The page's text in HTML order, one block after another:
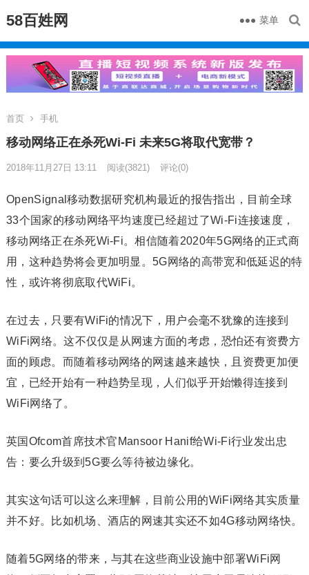
58百姓网 菜单
首页 手机
移动网络正在杀死Wi-Fi 未来5G将取代宽带？
2018年11月27日 13:11 阅读(3821) 评论(0)
OpenSignal移动数据研究机构最近的报告指出，目前全球
33个国家的移动网络平均速度已经超过了Wi-Fi连接速度，
移动网络正在杀死Wi-Fi。相信随着2020年5G网络的正式商
用，这种趋势将会更加明显。5G网络的高带宽和低延迟的特
性，或许将彻底取代WiFi。
在过去，只要有WiFi的情况下，用户会毫不犹豫的连接到
WiFi网络。这不仅仅是从网速方面的考虑，恐怕还有资费方
面的顾虑。而随着移动网络的网速越来越快，且资费更加便
宜，已经开始有一种趋势呈现，人们似乎开始懒得连接到
WiFi网络了。
英国Ofcom首席技术官Mansoor Hanif给Wi-Fi行业发出忠
告：要么升级到5G要么等待被边缘化。
其实这句话可以这么来理解，目前公用的WiFi网络其实质量
并不好。比如机场、酒店的网速其实还不如4G移动网络快。
随着5G网络的带来，与其在这些商业设施中部署WiFi网